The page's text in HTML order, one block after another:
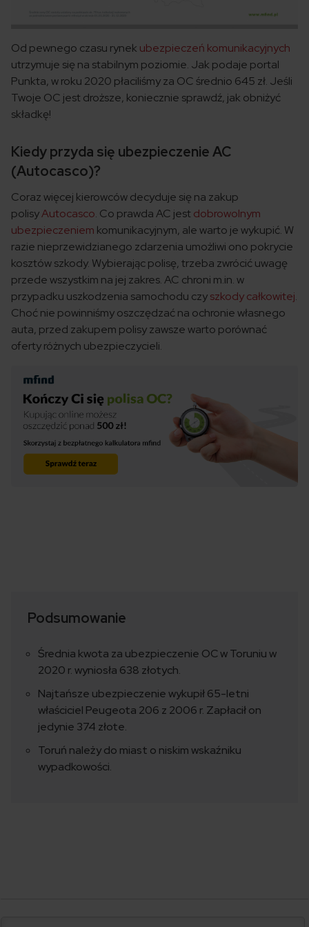
Od pewnego czasu rynek ubezpieczeń komunikacyjnych
utrzymuje się na stabilnym poziomie. Jak podaje portal
Punkta, w roku 2020 płaciliśmy za OC średnio 645 zł. Jeśli
Twoje OC jest droższe, koniecznie sprawdź, jak obniżyć
składkę!
Kiedy przyda się ubezpieczenie AC
(Autocasco)?
Coraz więcej kierowców decyduje się na zakup
polisyAutocasco. Co prawda AC jest dobrowolnym
ubezpieczeniem komunikacyjnym, ale warto je wykupić. W
razie nieprzewidzianego zdarzenia umożliwi ono pokrycie
kosztów szkody. Wybierając polisę, trzeba zwrócić uwagę
przede wszystkim na jej zakres. AC chroni m.in. w
przypadku uszkodzenia samochodu czyszkody całkowitej.
Choć nie powinniśmy oszczędzać na ochronie własnego
auta, przed zakupem polisy zawsze warto porównać
oferty różnych ubezpieczycieli.
Podsumowanie
Średnia kwota za ubezpieczenie OC w Toruniu w
2020 r. wyniosła 638 złotych.
Najtańsze ubezpieczenie wykupił 65-letni
właściciel Peugeota 206 z 2006 r. Zapłacił on
jedynie 374 złote.
Toruń należy do miast o niskim wskaźniku
wypadkowości.